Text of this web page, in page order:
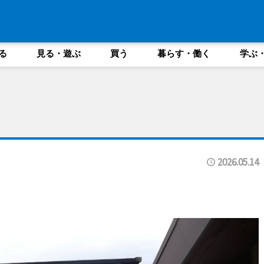
見る・遊ぶ 買う 暮らす・働く 学ぶ
2026.05.14